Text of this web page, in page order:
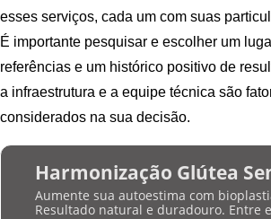
esses serviços, cada um com suas
É importante pesquisar e escolher um
referências e um histórico positivo de
a infraestrutura e a equipe técnica são
considerados na sua decisão.
Harmonização Glútea
Aumente sua autoestima com
Resultado natural e duradouro. Entre